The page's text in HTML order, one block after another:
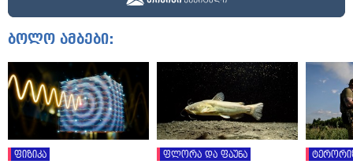
ბოლო ამბები:
ფიზიკა ფლორა და ფაუნა